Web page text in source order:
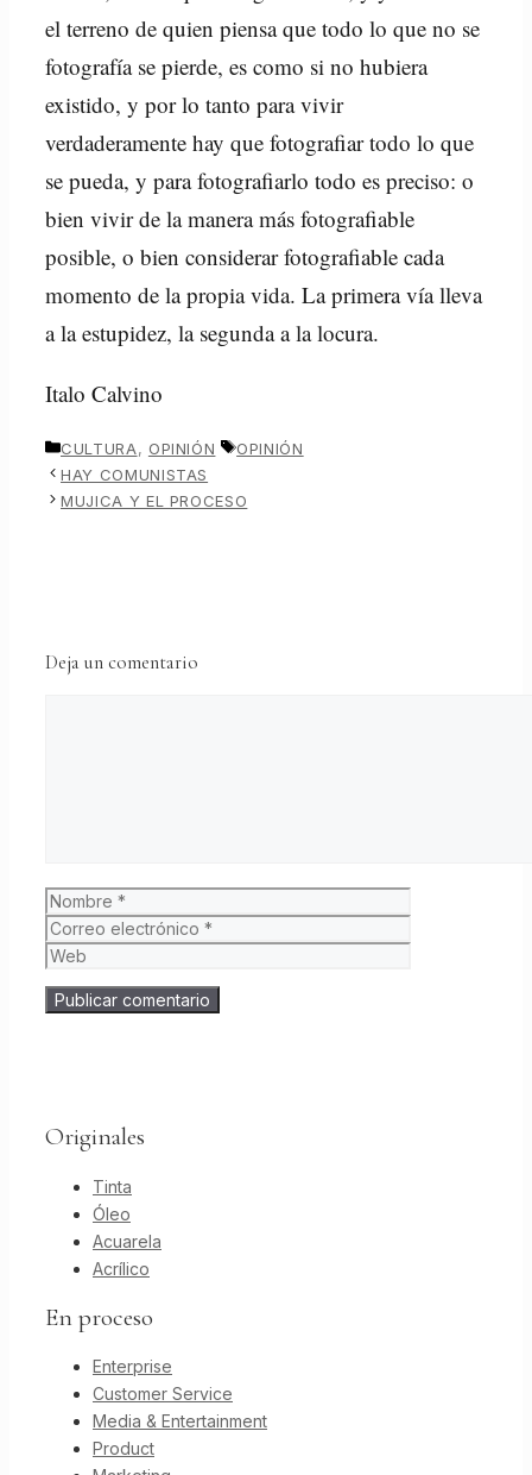
el terreno de quien piensa que todo lo que no se
fotografía se pierde, es como si no hubiera
existido, y por lo tanto para vivir
verdaderamente hay que fotografiar todo lo que
se pueda, y para fotografiarlo todo es preciso: o
bien vivir de la manera más fotografiable
posible, o bien considerar fotografiable cada
momento de la propia vida. La primera vía lleva
a la estupidez, la segunda a la locura.
Italo Calvino
CATEGORÍAS
CULTURA, OPINIÓN ETIQUETAS
OPINIÓN
HAY COMUNISTAS
MUJICA Y EL PROCESO
Deja un comentario
Nombre
Originales
Tinta
Óleo
Acuarela
Acrílico
En proceso
Enterprise
Customer Service
Media & Entertainment
Product